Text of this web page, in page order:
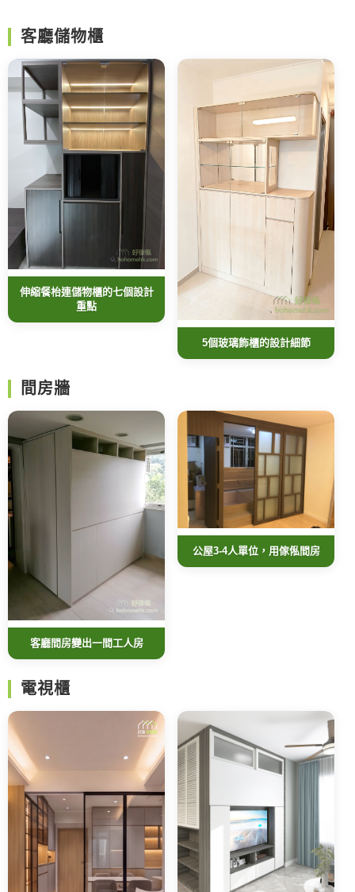
客廳儲物櫃
伸縮餐枱連儲物櫃的七個設計
重點
5個玻璃飾櫃的設計細節
間房牆
客廳間房變出一間工人房
公屋3-4人單位，用傢俬間房
電視櫃